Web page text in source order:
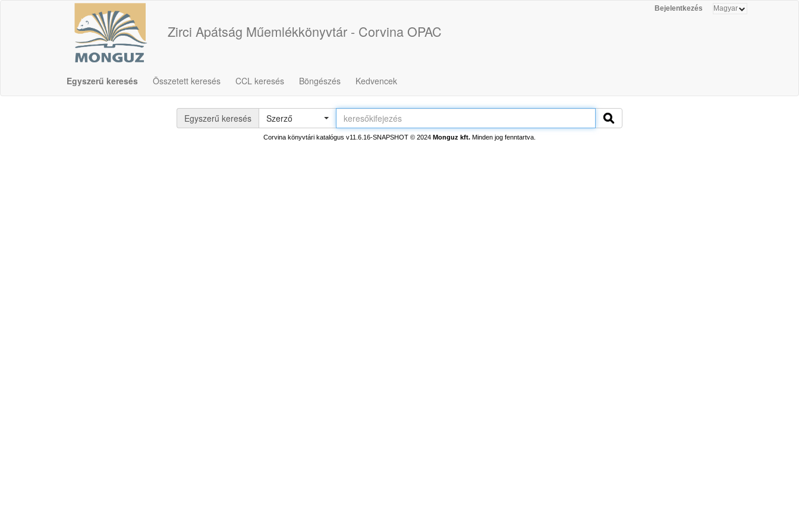
Bejelentkezés
Zirci Apátság Műemlékkönyvtár - Corvina OPAC
Egyszerű keresés Összetett keresés CCL keresés Böngészés Kedvencek
Egyszerű keresés Szerző
Corvina könyvtári katalógus v11.6.16-SNAPSHOT © 2024 Monguz kft. Minden jog fenntartva.